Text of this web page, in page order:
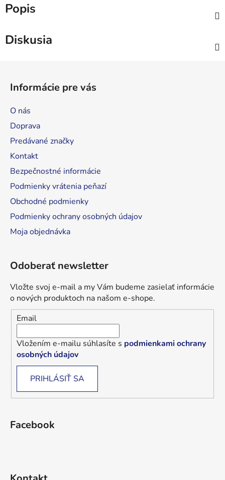
Popis
Diskusia
Informácie pre vás
O nás
Doprava
Predávané značky
Kontakt
Bezpečnostné informácie
Podmienky vrátenia peňazí
Obchodné podmienky
Podmienky ochrany osobných údajov
Moja objednávka
Odoberať newsletter
Vložte svoj e-mail a my Vám budeme zasielať informácie
o nových produktoch na našom e-shope.
Email
Vložením e-mailu súhlasíte s podmienkami ochrany
osobných údajov
PRIHLÁSIŤ SA
Facebook